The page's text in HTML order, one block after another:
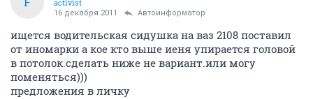
activist
16 декабря 2011 Автоинформатор
ищется водительская сидушка на ваз 2108 поставил
от иномарки а кое кто выше иеня упирается головой
в потолок.сделать ниже не вариант.или могу
поменяться)))
предложения в личку